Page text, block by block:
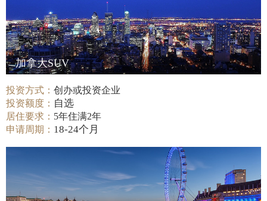
加拿大SUV
投资方式：创办或投资企业
投资额度： 自选
居住要求： 5年住满2年
申请周期： 18-24个月